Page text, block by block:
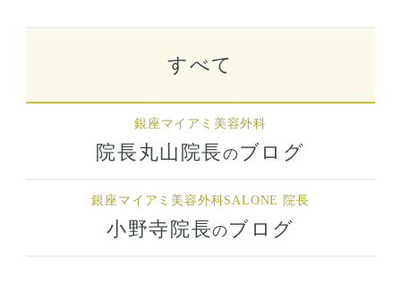
すべて
銀座マイアミ美容外科
院長丸山院長のブログ
銀座マイアミ美容外科SALONE 院長
小野寺院長のブログ